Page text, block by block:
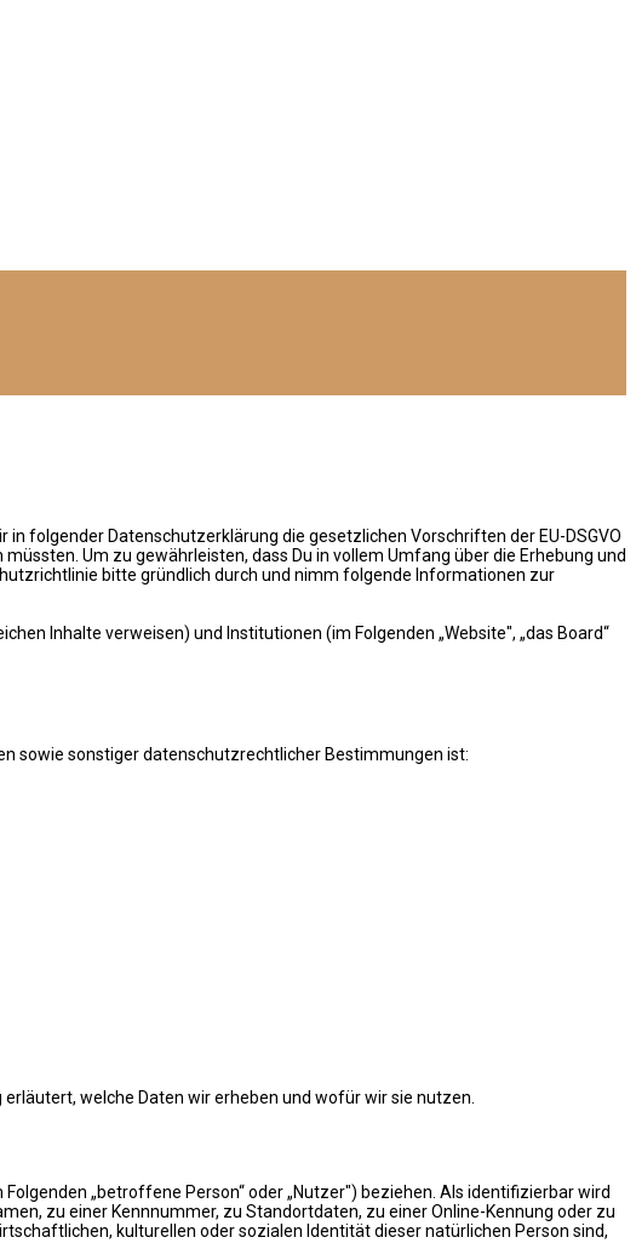
folgender Datenschutzerklärung die gesetzlichen Vorschriften der EU-DSGVO
Um zu gewährleisten, dass Du in vollem Umfang über die Erhebung und
bitte gründlich durch und nimm folgende Informationen zur
Inhalte verweisen) und Institutionen (im Folgenden „Website", „das Board“
sowie sonstiger datenschutzrechtlicher Bestimmungen ist:
welche Daten wir erheben und wofür wir sie nutzen.
„betroffene Person“ oder „Nutzer") beziehen. Als identifizierbar wird
zu einer Kennnummer, zu Standortdaten, zu einer Online-Kennung oder zu
kulturellen oder sozialen Identität dieser natürlichen Person sind,